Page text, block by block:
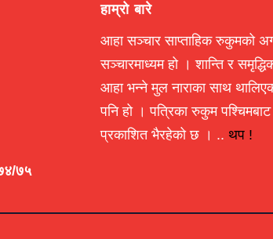
७५
हाम्रो बारे
आहा सञ्चार साप्ताहिक रुकुमको
सञ्चारमाध्यम हो । शान्ति र
आहा भन्ने मुल नाराका साथ
पनि हो । पत्रिका रुकुम पश्चिमबाट
प्रकाशित भैरहेको छ । .. थप !